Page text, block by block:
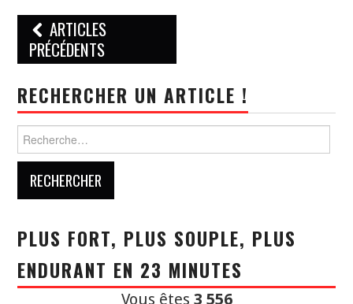
Navigation
des
articles
ARTICLES
PRÉCÉDENTS
RECHERCHER UN ARTICLE !
PLUS FORT, PLUS SOUPLE, PLUS
ENDURANT EN 23 MINUTES
Vous êtes 3 556